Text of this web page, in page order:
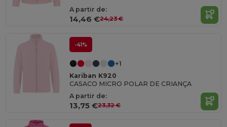
A partir de:
14,46 €24,23 €
-41%
+1
Kariban K920
CASACO MICRO POLAR DE CRIANÇA
A partir de:
13,75 €23,32 €